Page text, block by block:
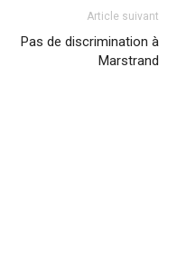
Article suivant
Pas de discrimination à
Marstrand